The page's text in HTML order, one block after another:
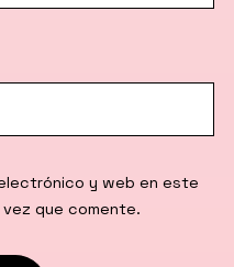
y web en este
vez que comente.